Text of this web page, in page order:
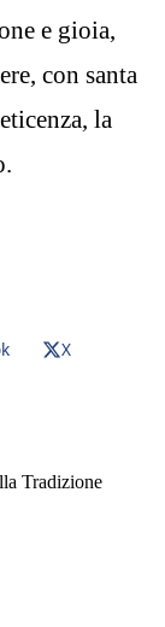
e gioia,
con santa
la
X
Tradizione